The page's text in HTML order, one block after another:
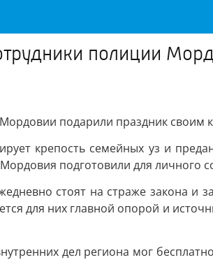
полиции
подарили праздник своим
крепость семейных уз и
подготовили для личного
стоят на страже закона
для них главной опорой и
дел региона мог